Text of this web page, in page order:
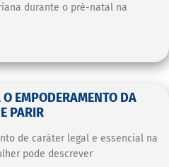
durante o pré-natal na
EMPODERAMENTO DA
PARIR
de caráter legal e essencial na
pode descrever